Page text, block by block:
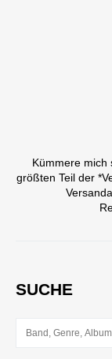
Kümmere mich
größten Teil der
SUCHE